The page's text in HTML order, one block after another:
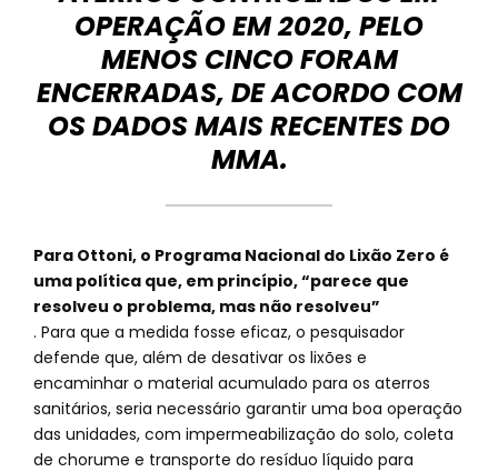
OPERAÇÃO EM 2020, PELO
MENOS CINCO FORAM
ENCERRADAS, DE ACORDO COM
OS DADOS MAIS RECENTES DO
MMA.
Para Ottoni, o Programa Nacional do Lixão Zero é
uma política que, em princípio, “parece que
resolveu o problema, mas não resolveu”
. Para que a medida fosse eficaz, o pesquisador
defende que, além de desativar os lixões e
encaminhar o material acumulado para os aterros
sanitários, seria necessário garantir uma boa operação
das unidades, com impermeabilização do solo, coleta
de chorume e transporte do resíduo líquido para